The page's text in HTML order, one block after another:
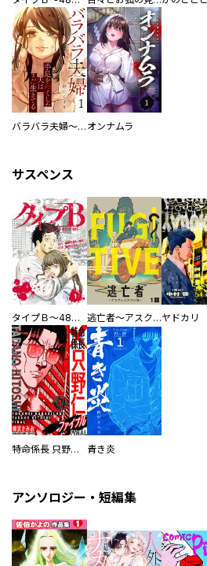
バラバラ夫婦～手足をなくした夫はまだ生きてる オンナムラ
サスペンス
タイプＢ～48時間後、致死率100％～【単話】 逃亡者～アスクレピオスの杖～ヤドカリ
特命係長 只野仁ファイナル 愛蔵版 青き炎
アンソロジー・短編集